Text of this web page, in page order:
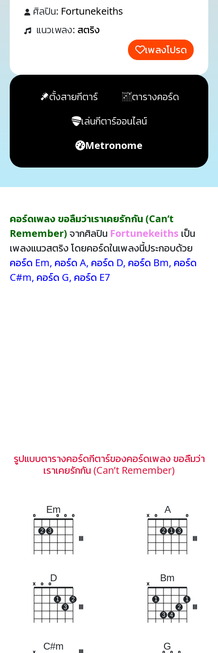
ศิลปิน: Fortunekeiths
แนวเพลง: สตริง
เพลงโปรด
ตั้งสายกีตาร์
ตารางคอร์ด
เล่นกีตาร์ออนไลน์
Metronome
คอร์ดเพลง ขอลืมว่าเราเคยรักกัน (Can’t
Remember) จากศิลปิน Fortunekeiths เป็น
เพลงแนวสตริง โดยคอร์ดในเพลงนี้ประกอบด้วย
คอร์ด Em, คอร์ด A, คอร์ด D, คอร์ด Bm, คอร์ด
C#m, คอร์ด G, คอร์ด E7
รูปแบบตารางคอร์ดกีตาร์ของคอร์ดเพลง ขอลืมว่า
เราเคยรักกัน (Can’t Remember)
Em
o
2 3
o o o
A
x o
2 1 3
o
D
x o o
1
3
2
Bm
x
1
3 4
2
1
C#m
x
G
o o o